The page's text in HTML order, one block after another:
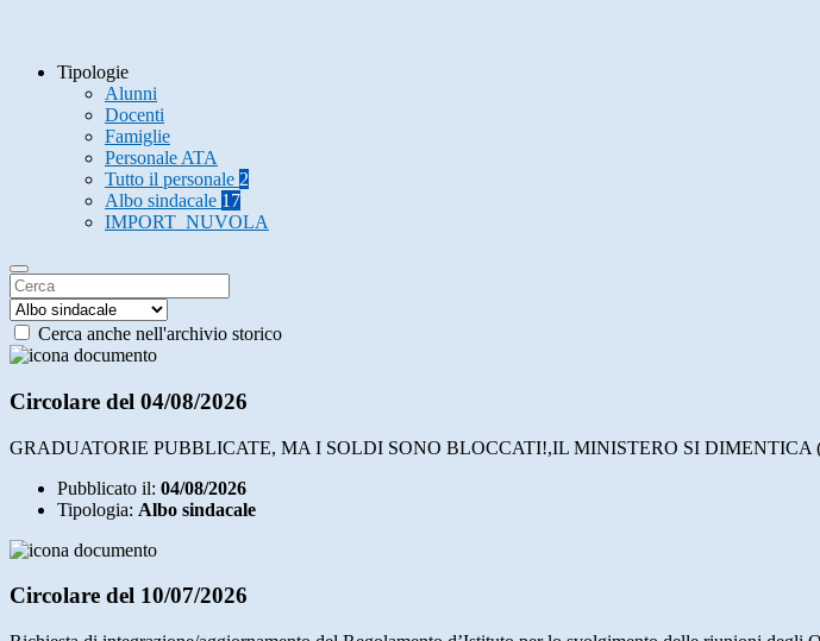
Tipologie
Alunni
Docenti
Famiglie
Personale ATA
Tutto il personale 2
Albo sindacale 17
IMPORT_NUVOLA
Cerca anche nell'archivio storico
Circolare del 04/08/2026
GRADUATORIE PUBBLICATE, MA I SOLDI SONO BLOCCATI!,IL MINISTERO SI DIMENTICA
Pubblicato il: 04/08/2026
Tipologia: Albo sindacale
Circolare del 10/07/2026